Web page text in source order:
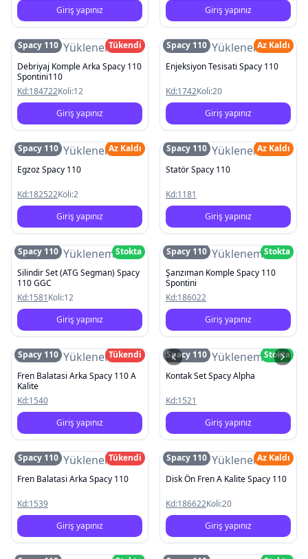
Giriş yapınız
Giriş yapınız
Resim Yüklenemedi
Spacy 110
Tükendi
Debriyaj Komple Arka Spacy 110
Spontini110
Kd:184722Koli:12
Giriş yapınız
Resim Yüklenemedi
Spacy 110
Az Kaldı
Enjeksiyon Tesisati Spacy 110
Kd:1742Koli:20
Giriş yapınız
Resim Yüklenemedi
Spacy 110
Az Kaldı
Egzoz Spacy 110
Kd:182522Koli:2
Giriş yapınız
Resim Yüklenemedi
Spacy 110
Az Kaldı
Statör Spacy 110
Kd:1181
Giriş yapınız
Resim Yüklenemedi
Spacy 110
Stokta
Silindir Set (ATG Segman) Spacy
110 GGC
Kd:1581Koli:12
Giriş yapınız
Resim Yüklenemedi
Spacy 110
Stokta
Şanzıman Komple Spacy 110
Spontini
Kd:186022
Giriş yapınız
Resim Yüklenemedi
Spacy 110
Tükendi
Fren Balatasi Arka Spacy 110 A
Kalite
Kd:1540
Giriş yapınız
Resim Yüklenemedi
Spacy 110
Stokta
Kontak Set Spacy Alpha
Kd:1521
Giriş yapınız
Resim Yüklenemedi
Spacy 110
Tükendi
Fren Balatasi Arka Spacy 110
Kd:1539
Giriş yapınız
Resim Yüklenemedi
Spacy 110
Az Kaldı
Disk Ön Fren A Kalite Spacy 110
Kd:186622Koli:20
Giriş yapınız